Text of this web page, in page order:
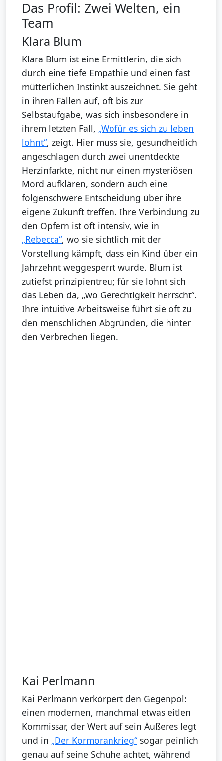
Das Profil: Zwei Welten, ein
Team
Klara Blum
Klara Blum ist eine Ermittlerin, die sich
durch eine tiefe Empathie und einen fast
mütterlichen Instinkt auszeichnet. Sie geht
in ihren Fällen auf, oft bis zur
Selbstaufgabe, was sich insbesondere in
ihrem letzten Fall, „Wofür es sich zu leben
lohnt“, zeigt. Hier muss sie, gesundheitlich
angeschlagen durch zwei unentdeckte
Herzinfarkte, nicht nur einen mysteriösen
Mord aufklären, sondern auch eine
folgenschwere Entscheidung über ihre
eigene Zukunft treffen. Ihre Verbindung zu
den Opfern ist oft intensiv, wie in
„Rebecca“, wo sie sichtlich mit der
Vorstellung kämpft, dass ein Kind über ein
Jahrzehnt weggesperrt wurde. Blum ist
zutiefst prinzipientreu; für sie lohnt sich
das Leben da, „wo Gerechtigkeit herrscht“.
Ihre intuitive Arbeitsweise führt sie oft zu
den menschlichen Abgründen, die hinter
den Verbrechen liegen.
Kai Perlmann
Kai Perlmann verkörpert den Gegenpol:
einen modernen, manchmal etwas eitlen
Kommissar, der Wert auf sein Äußeres legt
und in „Der Kormorankrieg“ sogar peinlich
genau auf seine Schuhe achtet, während